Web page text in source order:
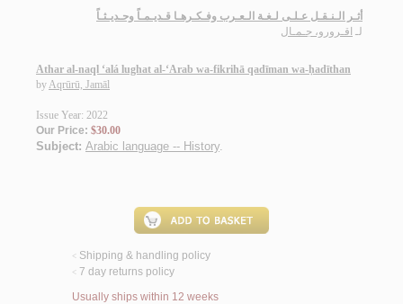
أثـر الـنـقـل عـلـى لـغـة الـعـرب وفـكـرهـا قـديـمـاً وحـديـثـاً
لـ اقـرورو، جـمـال
Athar al-naql ‘alá lughat al-‘Arab wa-fikrihā qadīman wa-ḥadīthan
byAqrūrū, Jamāl
Issue Year: 2022
Our Price: $30.00
Subject: Arabic language -- History.
< Shipping & handling policy
< 7 day returns policy
Usually ships within 12 weeks